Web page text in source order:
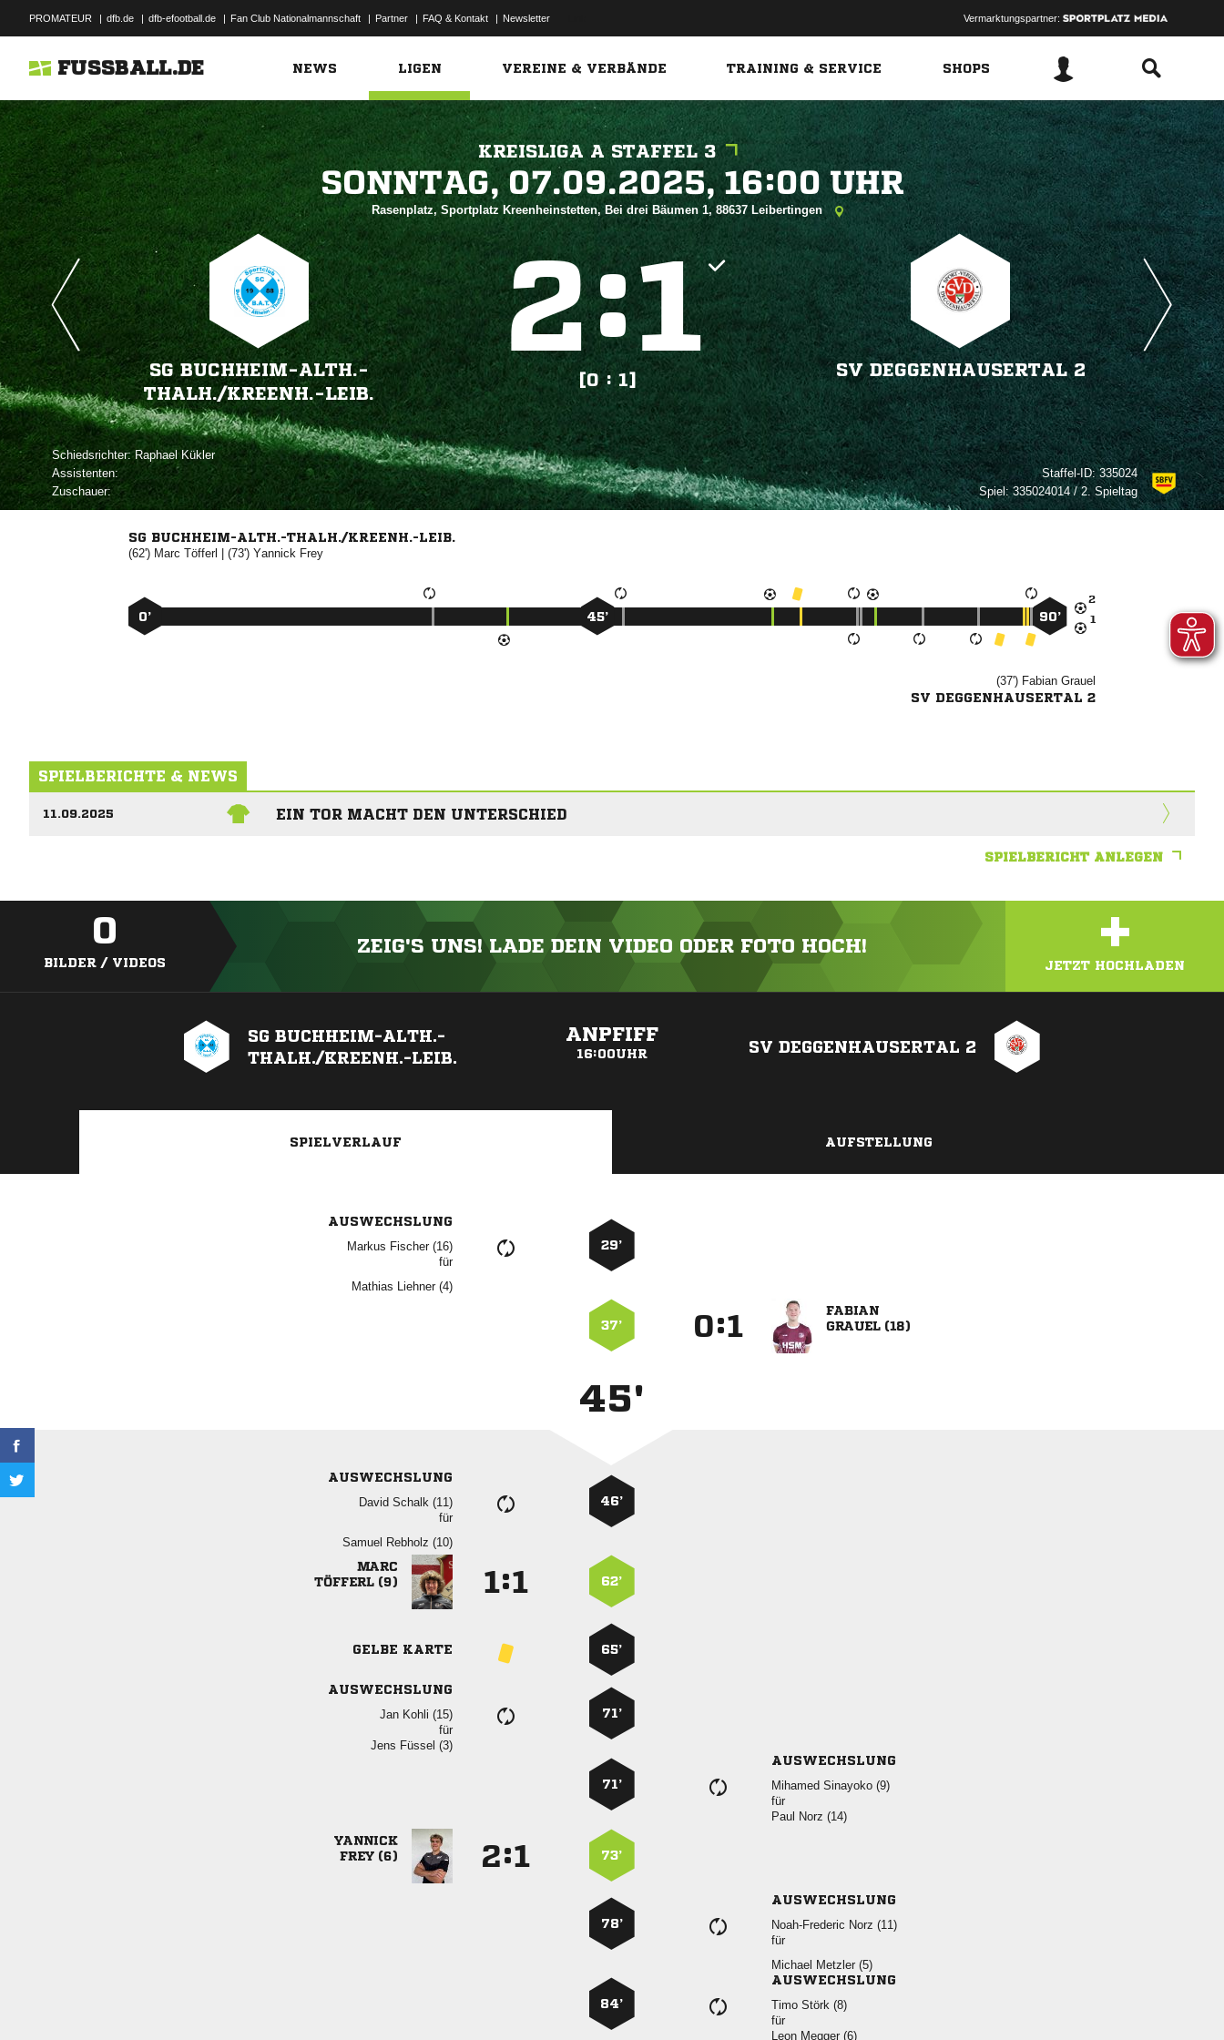
PROMATEUR | dfb.de | dfb-efootball.de | Fan Club Nationalmannschaft | Partner | FAQ & Kontakt | Newsletter Vermarktungspartner:
FUSSBALL.DE NEWS LIGEN VEREINE & VERBÄNDE TRAINING & SERVICE SHOPS
KREISLIGA A STAFFEL 3
   
Rasenplatz, Sportplatz Kreenheinstetten, Bei drei Bäumen 1, 88637 Leibertingen
SG BUCHHEIM-ALTH.-
THALH./​KREENH.-LEIB.
:
[0 : 1]
SV DEGGENHAUSERTAL 2
Schiedsrichter: 
Assistenten:
Zuschauer:
Staffel-ID:335024
Spiel:335024014 / 2. Spieltag
SG BUCHHEIM-ALTH.-THALH./KREENH.-LEIB.
(62')   | (73') 


0’ 45’ 90’
(37')  
SV DEGGENHAUSERTAL 2
SPIELBERICHTE & NEWS
11.09.2025 EIN TOR MACHT DEN UNTERSCHIED
SPIELBERICHT ANLEGEN
0
BILDER / VIDEOS
ZEIG'S UNS! LADE DEIN VIDEO ODER FOTO HOCH! +
JETZT HOCHLADEN
SG BUCHHEIM-ALTH.-
THALH./KREENH.-LEIB.
ANPFIFF
16:00UHR SV DEGGENHAUSERTAL 2
SPIELVERLAUF AUFSTELLUNG
AUSWECHSLUNG
  
für
  
29’
37’ :

 
45'
AUSWECHSLUNG
  
für
  
46’

 
: 62’
GELBE KARTE 65’
AUSWECHSLUNG
  
für
  
71’
71’
AUSWECHSLUNG
  
für
  

 
: 73’
78’
AUSWECHSLUNG
  
für
  
84’
AUSWECHSLUNG
  
für
  